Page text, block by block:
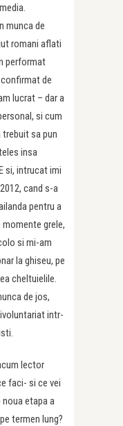
munca de
romani aflati
performat
de
lucrat – dar a
si cum
sa pun
insa
si, intrucat imi
cand s-a
pentru a
grele,
si mi-am
la ghiseu, pe
cheltuielile.
de jos,
intr-
lector
faci- si ce vei
etapa a
termen lung?